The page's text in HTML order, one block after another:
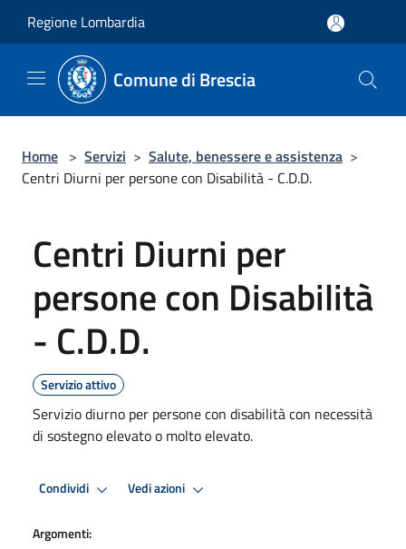
Regione Lombardia
Comune di Brescia
Home > Servizi > Salute, benessere e assistenza >
Centri Diurni per persone con Disabilità - C.D.D.
Centri Diurni per
persone con Disabilità
- C.D.D.
Servizio attivo
Servizio diurno per persone con disabilità con necessità
di sostegno elevato o molto elevato.
Condividi Vedi azioni
Argomenti: